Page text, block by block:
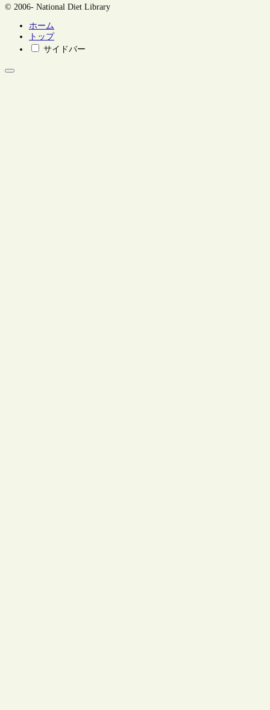
© 2006- National Diet Library
ホーム
トップ
サイドバー